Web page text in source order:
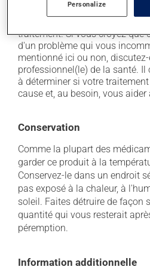
traitement. Si vous croyez que
d'un problème qui vous
mentionné ici ou non,
professionnel(le) de la santé.
à déterminer si votre
cause et, au besoin, vous
Conservation
Comme la plupart des
garder ce produit à la
Conservez-le dans un endroit
pas exposé à la chaleur, à
soleil. Faites détruire de façon
quantité qui vous resterait
péremption.
Information additionnelle
Personalize